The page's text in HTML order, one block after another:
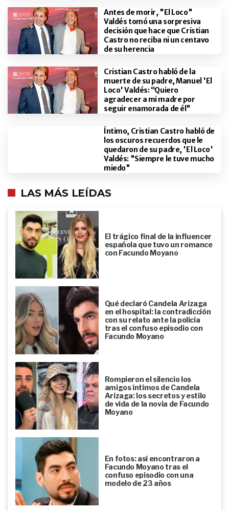
Antes de morir, "El Loco"
Valdés tomó una sorpresiva
decisión que hace que Cristian
Castro no reciba ni un centavo
de su herencia
Cristian Castro habló de la
muerte de su padre, Manuel 'El
Loco' Valdés: “Quiero
agradecer a mi madre por
seguir enamorada de él"
Íntimo, Cristian Castro habló de
los oscuros recuerdos que le
quedaron de su padre, 'El Loco'
Valdés: "Siempre le tuve mucho
miedo"
LAS MÁS LEÍDAS
El trágico final de la influencer
española que tuvo un romance
con Facundo Moyano
Qué declaró Candela Arizaga
en el hospital: la contradicción
con su relato ante la policía
tras el confuso episodio con
Facundo Moyano
Rompieron el silencio los
amigos íntimos de Candela
Arizaga: los secretos y estilo
de vida de la novia de Facundo
Moyano
En fotos: así encontraron a
Facundo Moyano tras el
confuso episodio con una
modelo de 23 años